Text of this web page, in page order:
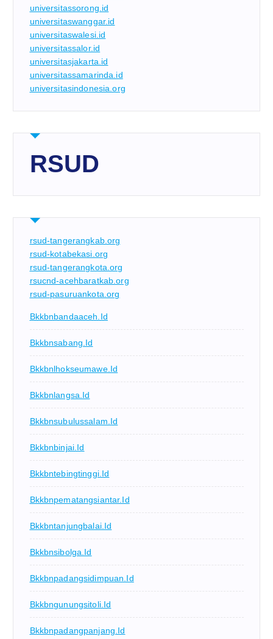
universitassorong.id
universitaswanggar.id
universitaswalesi.id
universitassalor.id
universitasjakarta.id
universitassamarinda.id
universitasindonesia.org
RSUD
rsud-tangerangkab.org
rsud-kotabekasi.org
rsud-tangerangkota.org
rsucnd-acehbaratkab.org
rsud-pasuruankota.org
Bkkbnbandaaceh.id
Bkkbnsabang.id
Bkkbnlhokseumawe.id
Bkkbnlangsa.id
Bkkbnsubulussalam.id
Bkkbnbinjai.id
Bkkbntebingtinggi.id
Bkkbnpematangsiantar.id
Bkkbntanjungbalai.id
Bkkbnsibolga.id
Bkkbnpadangsidimpuan.id
Bkkbngunungsitoli.id
Bkkbnpadangpanjang.id